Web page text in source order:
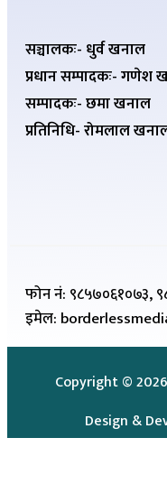
सञ्चालकः- धुर्व खनाल
प्रधान सम्पादकः- गणेश
सम्पादकः- छमा खनाल
प्रतिनिधि- रोमलाल
फोन नं: ९८५७०६१०७३,
इमेल:
Copyright ©2026
Design &